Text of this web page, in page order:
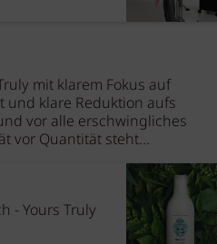
mit klarem Fokus auf
und klare Reduktion aufs
vor alle erschwingliches
vor Quantität steht...
- Yours Truly